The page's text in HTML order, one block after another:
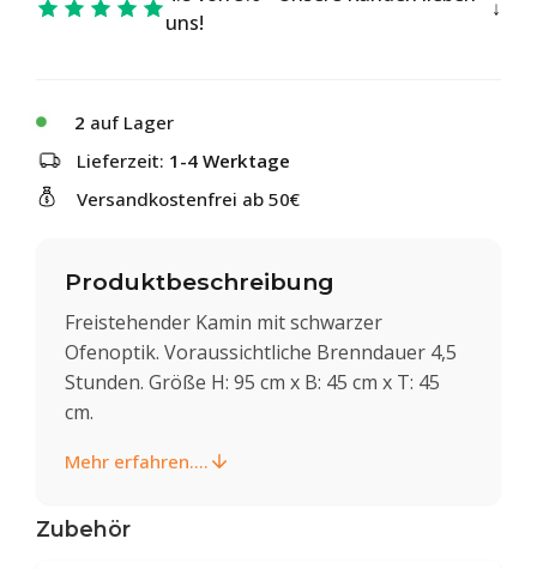
uns!
2 auf Lager
Lieferzeit: 1-4 Werktage
Versandkostenfrei ab 50€
Produktbeschreibung
Freistehender Kamin mit schwarzer
Ofenoptik. Voraussichtliche Brenndauer 4,5
Stunden. Größe H: 95 cm x B: 45 cm x T: 45
cm.
Mehr erfahren....
Zubehör